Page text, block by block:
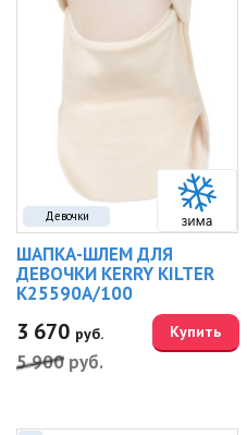
Девочки
ШАПКА-ШЛЕМ ДЛЯ
ДЕВОЧКИ KERRY KILTER
K25590A/100
3 670 руб.
5 900 руб.
Купить